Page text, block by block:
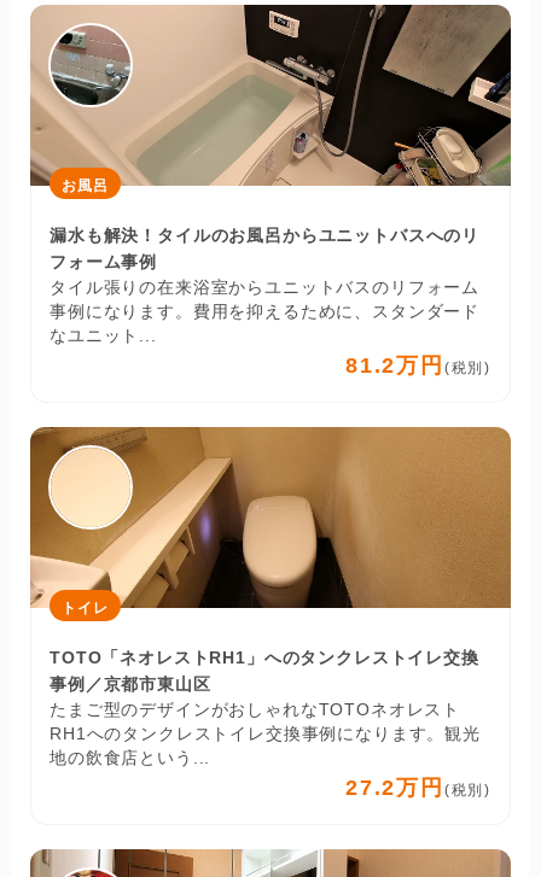
お風呂
漏水も解決！タイルのお風呂からユニットバスへのリ
フォーム事例
タイル張りの在来浴室からユニットバスのリフォーム
事例になります。費用を抑えるために、スタンダード
なユニット...
81.2万円 (税別)
トイレ
TOTO「ネオレストRH1」へのタンクレストイレ交換
事例／京都市東山区
たまご型のデザインがおしゃれなTOTOネオレスト
RH1へのタンクレストイレ交換事例になります。観光
地の飲食店という...
27.2万円 (税別)